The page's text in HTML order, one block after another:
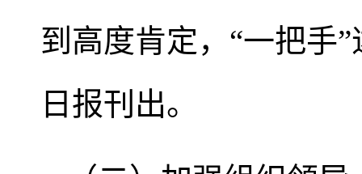
到高度肯定，“一把手
日报刊出。